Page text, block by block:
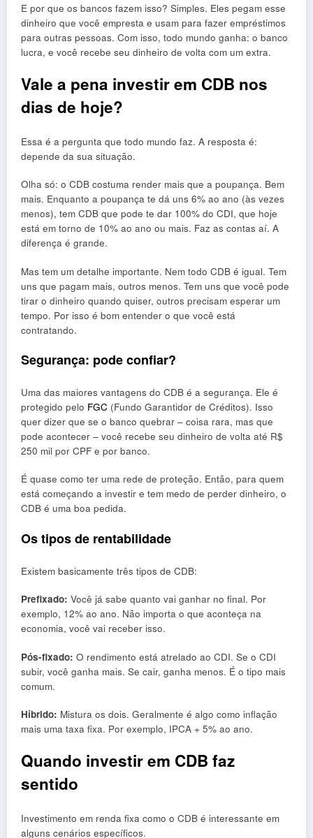
E por que os bancos fazem isso? Simples. Eles pegam esse
dinheiro que você empresta e usam para fazer empréstimos
para outras pessoas. Com isso, todo mundo ganha: o banco
lucra, e você recebe seu dinheiro de volta com um extra.
Vale a pena investir em CDB nos
dias de hoje?
Essa é a pergunta que todo mundo faz. A resposta é:
depende da sua situação.
Olha só: o CDB costuma render mais que a poupança. Bem
mais. Enquanto a poupança te dá uns 6% ao ano (às vezes
menos), tem CDB que pode te dar 100% do CDI, que hoje
está em torno de 10% ao ano ou mais. Faz as contas aí. A
diferença é grande.
Mas tem um detalhe importante. Nem todo CDB é igual. Tem
uns que pagam mais, outros menos. Tem uns que você pode
tirar o dinheiro quando quiser, outros precisam esperar um
tempo. Por isso é bom entender o que você está
contratando.
Segurança: pode confiar?
Uma das maiores vantagens do CDB é a segurança. Ele é
protegido pelo FGC (Fundo Garantidor de Créditos). Isso
quer dizer que se o banco quebrar – coisa rara, mas que
pode acontecer – você recebe seu dinheiro de volta até R$
250 mil por CPF e por banco.
É quase como ter uma rede de proteção. Então, para quem
está começando a investir e tem medo de perder dinheiro, o
CDB é uma boa pedida.
Os tipos de rentabilidade
Existem basicamente três tipos de CDB:
Prefixado: Você já sabe quanto vai ganhar no final. Por
exemplo, 12% ao ano. Não importa o que aconteça na
economia, você vai receber isso.
Pós-fixado: O rendimento está atrelado ao CDI. Se o CDI
subir, você ganha mais. Se cair, ganha menos. É o tipo mais
comum.
Híbrido: Mistura os dois. Geralmente é algo como inflação
mais uma taxa fixa. Por exemplo, IPCA + 5% ao ano.
Quando investir em CDB faz
sentido
Investimento em renda fixa como o CDB é interessante em
alguns cenários específicos.